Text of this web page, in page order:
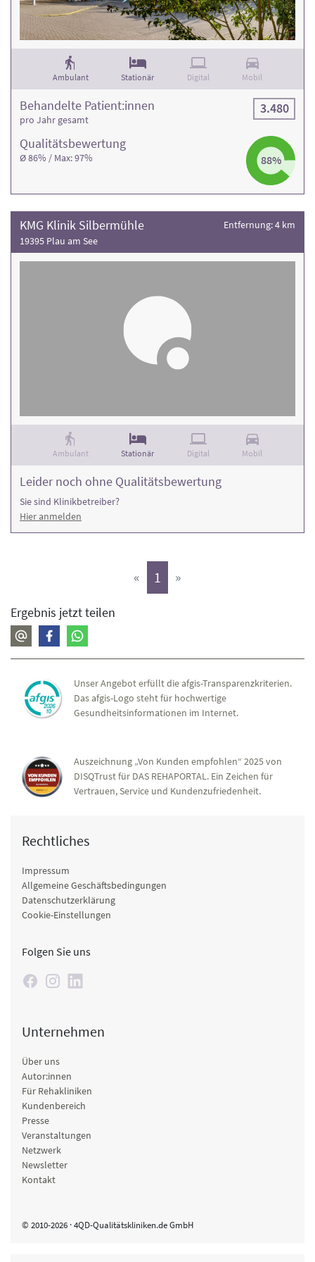
Ambulant Stationär Digital Mobil
Qualitäts­bewertung
Ø 86% / Max: 97% 88%
Behandelte Patient:innen
pro Jahr gesamt
3.480
KMG Klinik Silbermühle
19395 Plau am See
Entfernung: 4 km
Ambulant Stationär Digital Mobil
Leider noch ohne Qualitätsbewertung
Sie sind Klinikbetreiber?
Hier anmelden
« 1 (aktiv)
»
Ergebnis jetzt teilen
Unser Angebot erfüllt die afgis-Transparenzkriterien.
Das afgis-Logo steht für hochwertige
Gesundheitsinformationen im Internet.
Auszeichnung „Von Kunden empfohlen“ 2025 von
DISQTrust für DAS REHAPORTAL. Ein Zeichen für
Vertrauen, Service und Kundenzufriedenheit.
Rechtliches
Impressum
Allgemeine Geschäftsbedingungen
Datenschutzerklärung
Cookie-Einstellungen
Folgen Sie uns
Unternehmen
Über uns
Autor:innen
Für Rehakliniken
Kundenbereich
Presse
Veranstaltungen
Netzwerk
Newsletter
Kontakt
© 2010-2026 · 4QD-Qualitätskliniken.de GmbH